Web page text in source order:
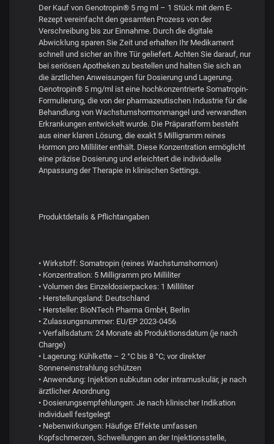
Der Kauf von Genotropin® 5 mg ml – 1 Stück mit dem E-
Rezept vereinfacht den gesamten Prozess von der
Verschreibung bis zur Einnahme. Durch die digitale
Abwicklung sparen Sie Zeit und erhalten Ihr Medikament
schnell und sicher an Ihre Tür geliefert. Achten Sie darauf, nur
bei seriösen Apotheken zu bestellen und halten Sie sich an
die ärztlichen Anweisungen für Dosierung und Lagerung.
Genotropin® 5 mg/ml ist eine hochkonzentrierte Somatropin-
Formulierung, die von der pharmazeutischen Industrie für die
Behandlung von Wachstumshormonmangel und verwandten
Erkrankungen entwickelt wurde. Die Präparatform besteht
aus einer klaren Lösung, die exakt 5 Milligramm reines
Hormon pro Milliliter enthält. Diese Konzentration ermöglicht
eine präzise Dosierung und erleichtert die individuelle
Anpassung der Therapie in klinischen Settings.
Produktdetails & Pflichtangaben
• Wirkstoff: Somatropin (reines Wachstumshormon)
• Konzentration: 5 Milligramm pro Milliliter
• Volumen des Einzeldosierpackes: 1 Milliliter
• Herstellungsland: Deutschland
• Hersteller: BioNTech Pharma GmbH, Berlin
• Zulassungsnummer: EU/EP 2023-0456
• Verfallsdatum: 24 Monate ab Produktionsdatum (je nach
Charge)
• Lagerung: Kühlkette – 2 °C bis 8 °C; vor direkter
Sonneneinstrahlung schützen
• Anwendung: Injektion subkutan oder intramuskulär, je nach
ärztlicher Anordnung
• Dosierungsempfehlungen: Je nach klinischer Indikation
individuell festgelegt
• Nebenwirkungen: Häufige Effekte umfassen
Kopfschmerzen, Schwellungen an der Injektionsstelle,